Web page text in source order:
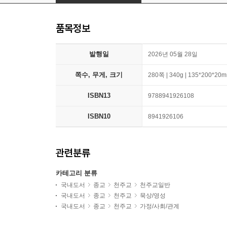
품목정보
발행일 2026년 05월 28일
쪽수, 무게, 크기 280쪽 | 340g |
ISBN13 9788941926108
ISBN10 8941926106
관련분류
카테고리 분류
국내도서 종교 천주교
천주교일반
국내도서
종교 천주교
묵상/영성
국내도서
종교 천주교 가정/사회/관계